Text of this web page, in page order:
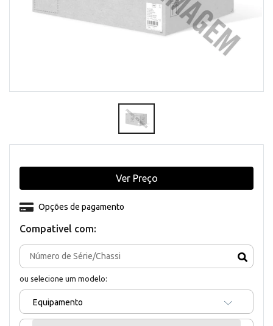
Compativel com:
ou selecione um modelo:
Equipamento
Opções de pagamento
Ver Preço